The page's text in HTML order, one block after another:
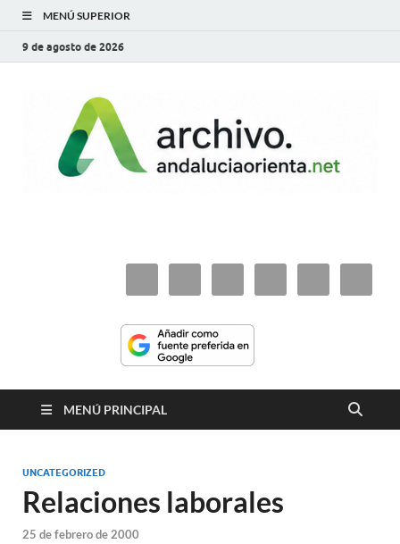
MENÚ SUPERIOR
9 de agosto de 2026
MENÚ PRINCIPAL
UNCATEGORIZED
Relaciones laborales
25 de febrero de 2000